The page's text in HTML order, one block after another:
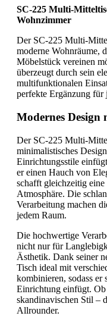
SC-225 Multi-
Wohnzimmer
Der SC-225 Multi-
moderne Wohnräume,
Möbelstück vereinen
überzeugt durch sein
multifunktionalen
perfekte Ergänzung für
Modernes Design
Der SC-225 Multi-
minimalistisches
Einrichtungsstile
er einen Hauch von
schafft gleichzeitig eine
Atmosphäre. Die
Verarbeitung machen
jedem Raum.
Die hochwertige
nicht nur für
Ästhetik. Dank seiner
Tisch ideal mit
kombinieren, sodass er
Einrichtung einfügt. Ob
skandinavischen Stil –
Allrounder.